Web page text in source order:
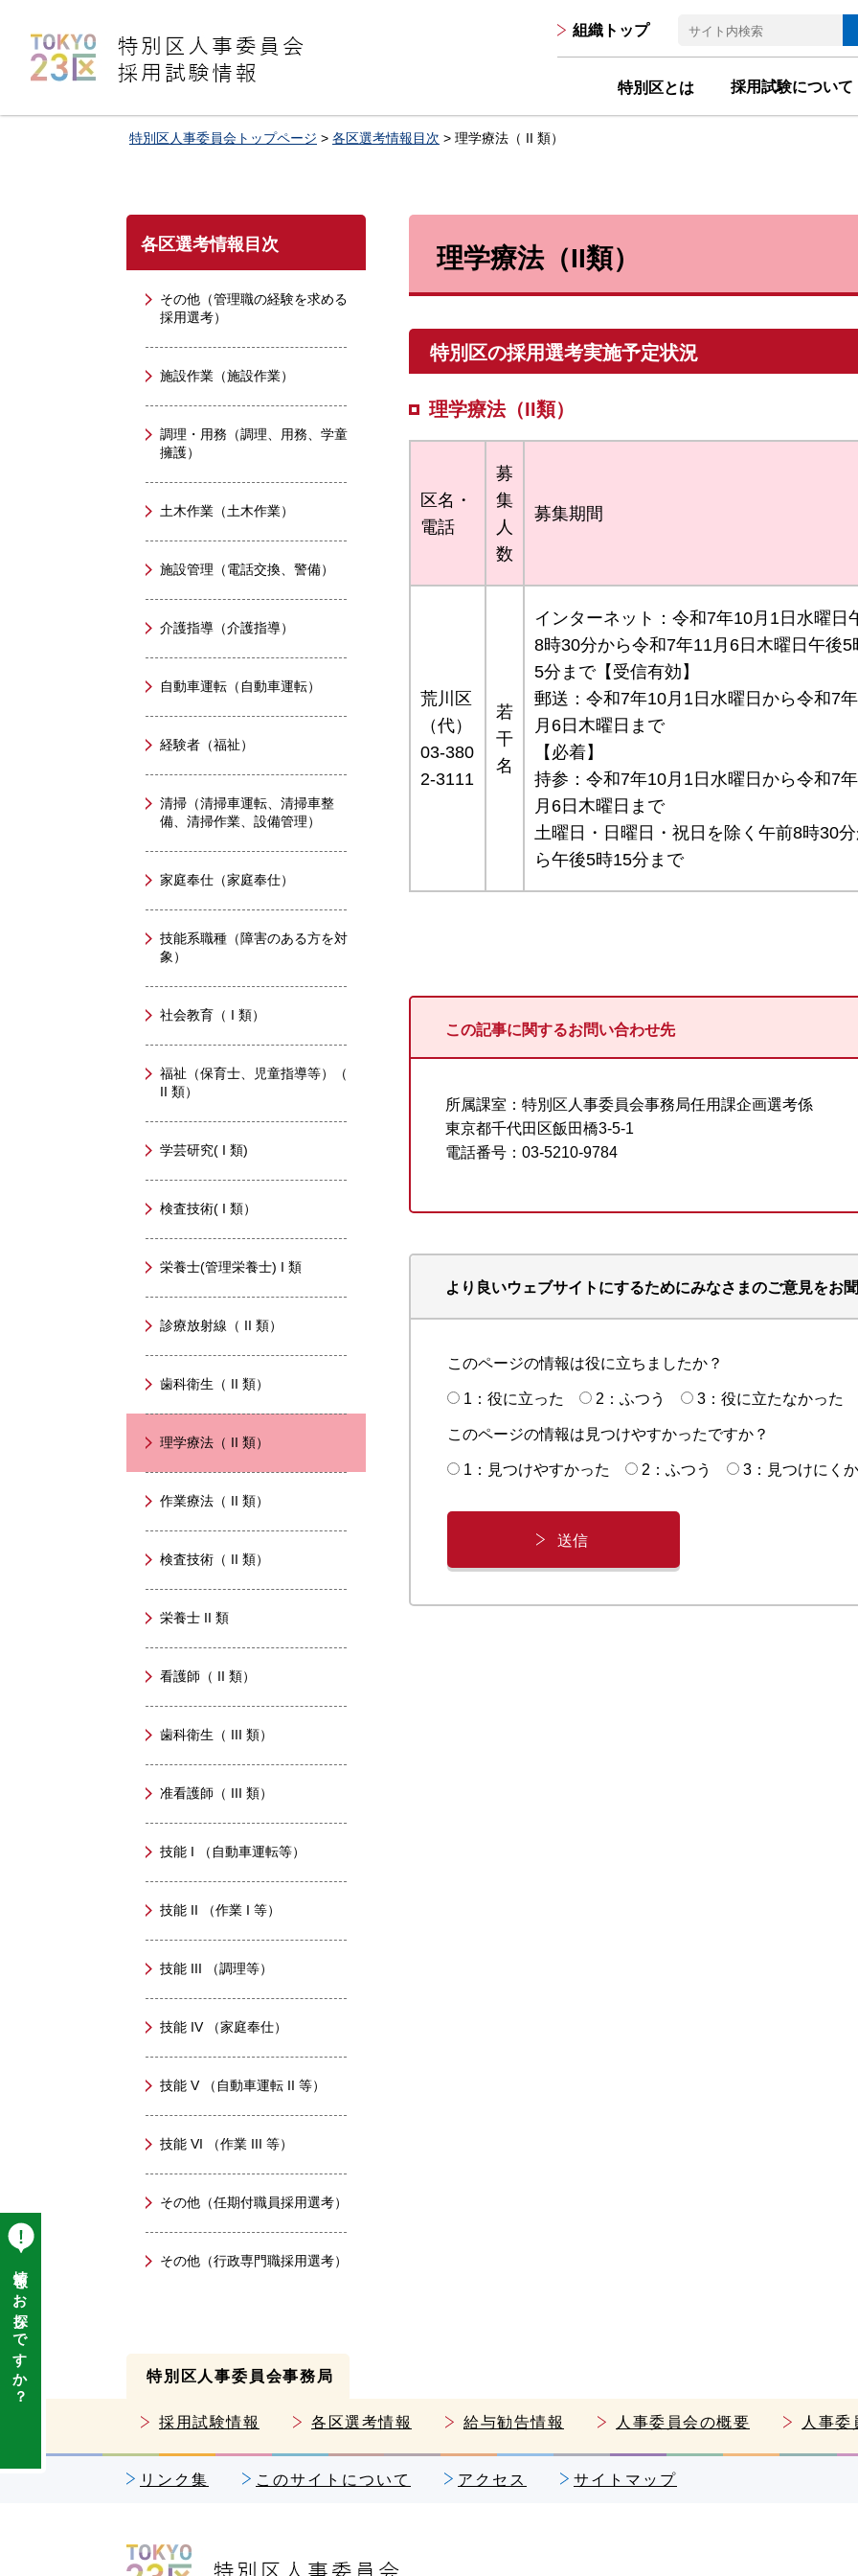
特別区人事委員会採用試験情報
組織トップ
特別区とは 採用試験について
特別区人事委員会トップページ > 各区選考情報目次 > 理学療法（ II 類）
情報をお探しですか？
各区選考情報目次
その他（管理職の経験を求める
採用選考）
施設作業（施設作業）
調理・用務（調理、用務、学童
擁護）
土木作業（土木作業）
施設管理（電話交換、警備）
介護指導（介護指導）
自動車運転（自動車運転）
経験者（福祉）
清掃（清掃車運転、清掃車整
備、清掃作業、設備管理）
家庭奉仕（家庭奉仕）
技能系職種（障害のある方を対
象）
社会教育（ I 類）
福祉（保育士、児童指導等）（
II 類）
学芸研究( I 類)
検査技術( I 類）
栄養士(管理栄養士) I 類
診療放射線（ II 類）
歯科衛生（ II 類）
理学療法（ II 類）
作業療法（ II 類）
検査技術（ II 類）
栄養士 II 類
看護師（ II 類）
歯科衛生（ III 類）
准看護師（ III 類）
技能 I （自動車運転等）
技能 II （作業 I 等）
技能 III （調理等）
技能 IV （家庭奉仕）
技能 V （自動車運転 II 等）
技能 VI （作業 III 等）
その他（任期付職員採用選考）
その他（行政専門職採用選考）
理学療法（II類）
特別区の採用選考実施予定状況
理学療法（II類）
区名・
電話
募
集
人
数
募集期間
荒川区
（代）
03-380
2-3111
若
干
名
インターネット：令和7年10月1日水曜日
8時30分から令和7年11月6日木曜日午後5
5分まで【受信有効】
郵送：令和7年10月1日水曜日から令和7
月6日木曜日まで
【必着】
持参：令和7年10月1日水曜日から令和7
月6日木曜日まで
土曜日・日曜日・祝日を除く午前8時30
ら午後5時15分まで
この記事に関するお問い合わせ先
所属課室：特別区人事委員会事務局任用課企画選考係
東京都千代田区飯田橋3-5-1
電話番号：03-5210-9784
より良いウェブサイトにするためにみなさまのご意見をお
このページの情報は役に立ちましたか？
1：役に立った 2：ふつう 3：役に立たなかった
このページの情報は見つけやすかったですか？
1：見つけやすかった 2：ふつう 3：見つけにく
特別区人事委員会事務局
採用試験情報 各区選考情報 給与勧告情報 人事委員会の概要 人事委
リンク集 このサイトについて アクセス サイトマップ